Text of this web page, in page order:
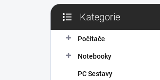
P
s
kategorie
Kategorie
Počítače
Notebooky
PC Sestavy